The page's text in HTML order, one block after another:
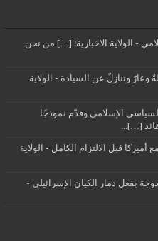
- الولاية الاخبارية: […] من نحن
وتنازلٌ عن السيادة - الولاية
الإسلامي وقدّم نموذجًا
[…]...
أميركا قبل الالتزام الكامل - الولاية
بفعل دمار الكيان الإسرائيلي -